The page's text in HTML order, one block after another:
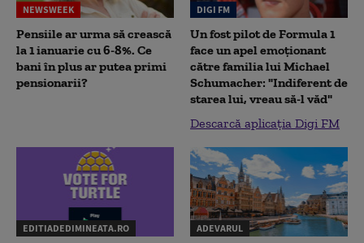
NEWSWEEK
Pensiile ar urma să crească
la 1 ianuarie cu 6-8%. Ce
bani în plus ar putea primi
pensionarii?
DIGI FM
Un fost pilot de Formula 1
face un apel emoționant
către familia lui Michael
Schumacher: "Indiferent de
starea lui, vreau să-l văd"
Descarcă aplicația Digi FM
EDITIADEDIMINEATA.RO ADEVARUL